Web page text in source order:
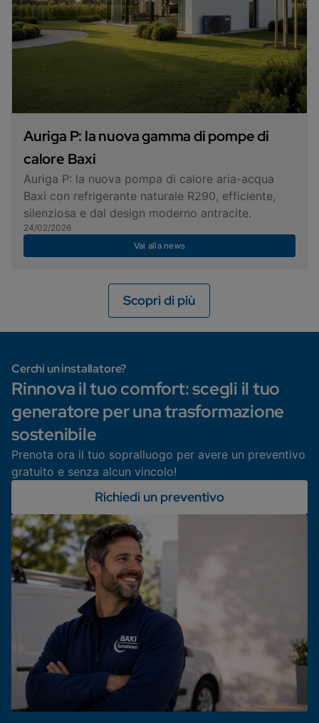
Auriga P: la nuova gamma di pompe di
calore Baxi
Auriga P: la nuova pompa di calore aria-acqua
Baxi con refrigerante naturale R290, efficiente,
silenziosa e dal design moderno antracite.
24/02/2026
Vai alla news
Scopri di più
Cerchi un installatore?
Rinnova il tuo comfort: scegli il tuo
generatore per una trasformazione
sostenibile
Prenota ora il tuo sopralluogo per avere un preventivo
gratuito e senza alcun vincolo!
Richiedi un preventivo